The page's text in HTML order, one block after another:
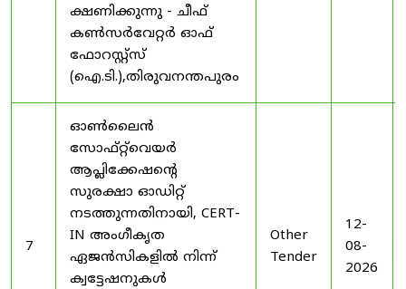
ക്ഷണിക്കുന്നു - ചീഫ്
കൺസർവേറ്റർ ഓഫ്
ഫോറസ്റ്റ്സ്
(ഐ.ടി.),തിരുവനന്തപുരം
7
ഓൺലൈൻ
സോഫ്റ്റ്‌വെയർ
ആപ്ലിക്കേഷന്റെ
സുരക്ഷാ ഓഡിറ്റ്
നടത്തുന്നതിനായി, CERT-
IN അംഗീകൃത
ഏജൻസികളിൽ നിന്ന്
ക്വട്ടേഷനുകൾ
Other
Tender
12-
08-
2026